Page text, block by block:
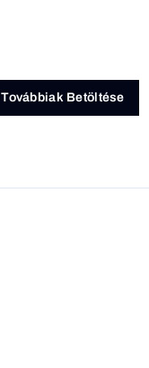
Továbbiak Betöltése